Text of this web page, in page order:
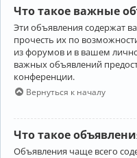
Что такое важные
Эти объявления содержат
прочесть их по
из форумов и в вашем
важных объявлений
конференции.
Вернуться к началу
Что такое
Объявления чаще всего